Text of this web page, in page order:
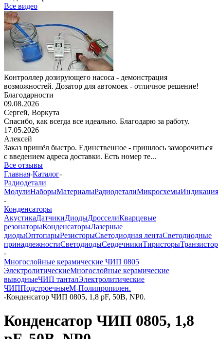
Все видео
Контроллер дозирующего насоса - демонстрация
возможностей. Дозатор для автомоек - отличное решение!
Благодарности
09.08.2026
Сергей, Воркута
Спасибо, как всегда все идеально. Благодарю за работу.
17.05.2026
Алексей
Заказ пришёл быстро. Единственное - пришлось заморочиться
с введением адреса доставки. Есть номер те...
Все отзывы
Главная-Каталог-
Радиодетали
МодулиНаборыМатериалыРадиодеталиМикросхемыИндикация
-
Конденсаторы
АкустикаДатчикиДиодыДросселиКварцевые
резонаторыКонденсаторыЛазерные
диодыОптопарыРезисторыСветодиодная лентаСветодиодные
принадлежностиСветодиодыСердечникиТиристоры
-
Многослойные керамические ЧИП 0805
ЭлектролитическиеМногослойные керамические
выводныеЧИП танталЭлектролитические
ЧИППодстроечныеМ-Полипропилен.
-Конденсатор ЧИП 0805, 1,8 pF, 50В, NP0.
Конденсатор ЧИП 0805, 1,8